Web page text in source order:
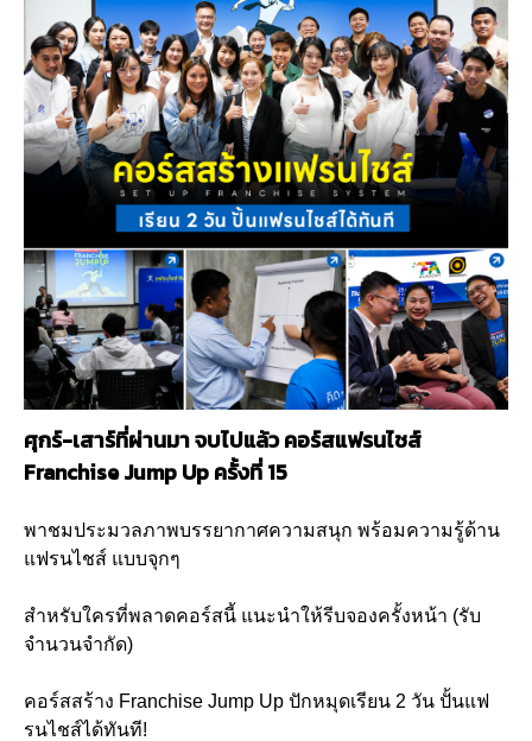
ศุกร์-เสาร์ที่ผ่านมา จบไปแล้ว คอร์สแฟรนไชส์
Franchise Jump Up ครั้งที่ 15
พาชมประมวลภาพบรรยากาศความสนุก พร้อมความรู้ด้าน
แฟรนไชส์ แบบจุกๆ
สำหรับใครที่พลาดคอร์สนี้ แนะนำให้รีบจองครั้งหน้า (รับ
จำนวนจำกัด)
คอร์สสร้าง Franchise Jump Up ปักหมุดเรียน 2 วัน ปั้นแฟ
รนไชส์ได้ทันที!